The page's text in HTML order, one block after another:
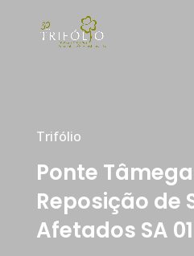
Trifólio
Ponte
Reposição de
Afetados SA 01